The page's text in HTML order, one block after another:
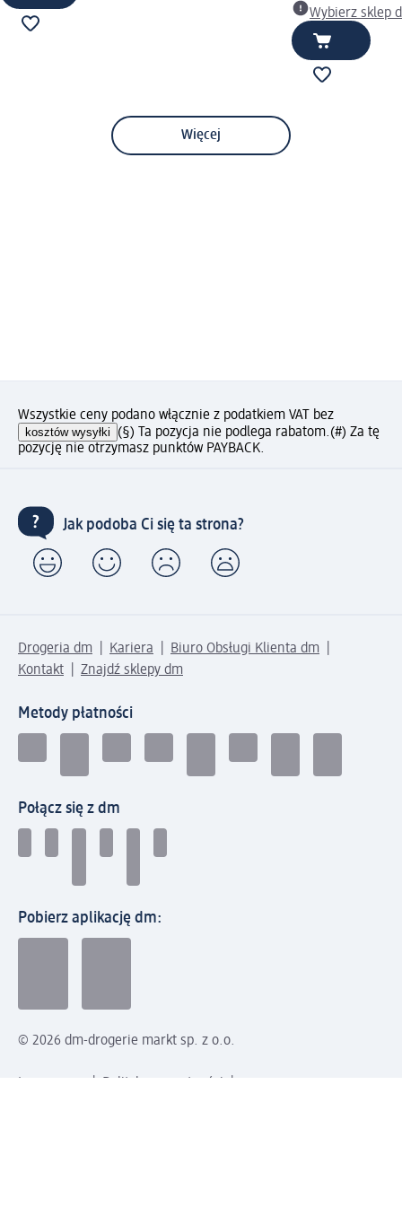
Wybierz sklep
Więcej
Wszystkie ceny podano włącznie z podatkiem VAT bez
kosztów wysyłki (§) Ta pozycja nie podlega rabatom.(#) Za tę
pozycję nie otrzymasz punktów PAYBACK.
Jak podoba Ci się ta strona?
Drogeria dm Kariera
Biuro Obsługi Klienta dm
Kontakt
Znajdź sklepy dm
Metody płatności
Połącz się z dm
Pobierz aplikację dm:
© 2026 dm-drogerie markt sp. z o.o.